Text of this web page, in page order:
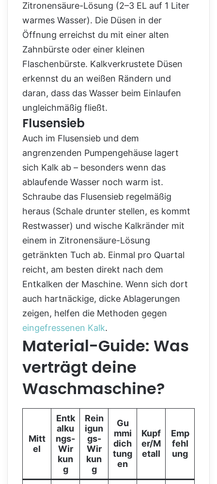
Zitronensäure-Lösung (2–3 EL auf 1 Liter
warmes Wasser). Die Düsen in der
Öffnung erreichst du mit einer alten
Zahnbürste oder einer kleinen
Flaschenbürste. Kalkverkrustete Düsen
erkennst du an weißen Rändern und
daran, dass das Wasser beim Einlaufen
ungleichmäßig fließt.
Flusensieb
Auch im Flusensieb und dem
angrenzenden Pumpengehäuse lagert
sich Kalk ab – besonders wenn das
ablaufende Wasser noch warm ist.
Schraube das Flusensieb regelmäßig
heraus (Schale drunter stellen, es kommt
Restwasser) und wische Kalkränder mit
einem in Zitronensäure-Lösung
getränkten Tuch ab. Einmal pro Quartal
reicht, am besten direkt nach dem
Entkalken der Maschine. Wenn sich dort
auch hartnäckige, dicke Ablagerungen
zeigen, helfen die Methoden gegen
eingefressenen Kalk.
Material-Guide: Was
verträgt deine
Waschmaschine?
Mitt
el
Entk
alku
ngs-
Wir
kun
g
Rein
igun
gs-
Wir
kun
g
Gu
mmi
dich
tung
en
Kupf
er/M
etall
Emp
fehl
ung